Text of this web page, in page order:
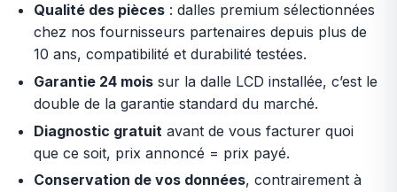
Qualité des pièces: dalles premium sélectionnées
chez nos fournisseurs partenaires depuis plus de
10 ans, compatibilité et durabilité testées.
Garantie 24 moissur la dalle LCD installée, c’est le
double de la garantie standard du marché.
Diagnostic gratuit avant de vous facturer quoi
que ce soit, prix annoncé = prix payé.
Conservation de vos données, contrairement à